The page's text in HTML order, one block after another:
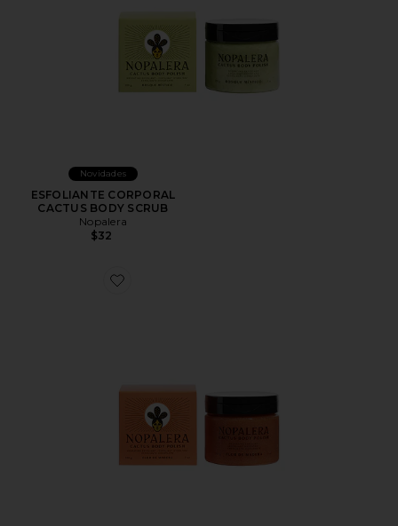
Novidades
ESFOLIANTE CORPORAL
CACTUS BODY SCRUB
Nopalera
$32
Favorite ESFOLIANTE CORPORAL CACTUS BODY